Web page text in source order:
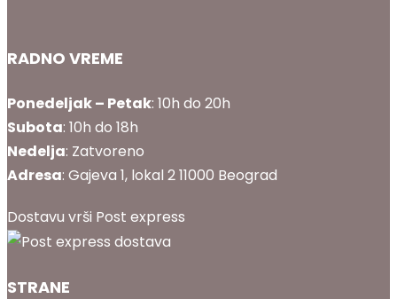
RADNO VREME
Ponedeljak – Petak: 10h do 20h
Subota: 10h do 18h
Nedelja: Zatvoreno
Adresa: Gajeva 1, lokal 2 11000 Beograd
Dostavu vrši Post express
STRANE